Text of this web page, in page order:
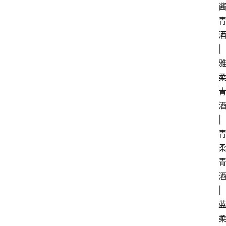
酱
青
酒
雅
柔
青
酒
青
柔
青
酒
蓝
柔